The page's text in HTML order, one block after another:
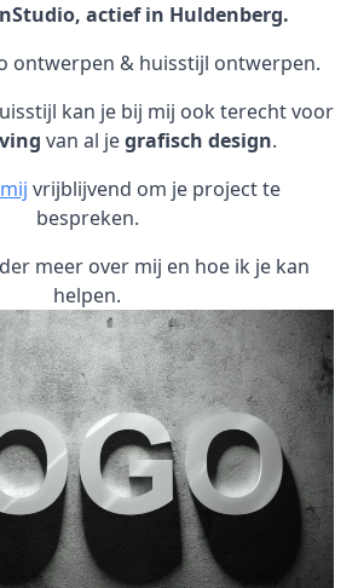
actief in Huldenberg.
ontwerpen & huisstijl ontwerpen.
kan je bij mij ook terecht voor
van al jegrafisch design.
vrijblijvend om je project te
bespreken.
meer over mij en hoe ik je kan
helpen.